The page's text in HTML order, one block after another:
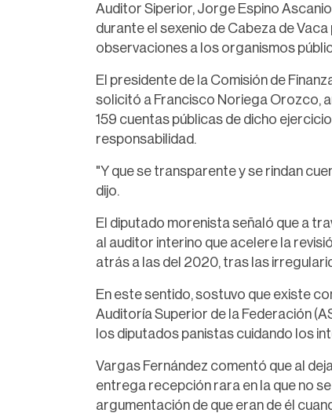
Auditor Siperior, Jorge Espino
durante el sexenio de Cabeza de
observaciones a los organismos
El presidente de la Comisión de
solicitó a Francisco Noriega Orozco,
159 cuentas públicas de dicho
responsabilidad.
"Y que se transparente y se rindan
dijo.
El diputado morenista señaló que a
al auditor interino que acelere la
atrás a las del 2020, tras las
En este sentido, sostuvo que existe
Auditoría Superior de la Federación
los diputados panistas cuidando los
Vargas Fernández comentó que al
entrega recepción rara en la que no
argumentación de que eran de él